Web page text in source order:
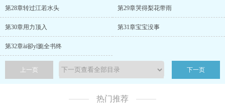
第28章转过江若水头 第29章哭得梨花带雨
第30章用力顶入 第31章宝宝没事
第32章ài卻yǐ旎全书终
上一页 下一页
热门推荐